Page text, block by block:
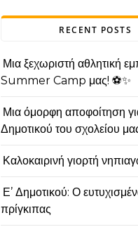
RECENT POSTS
Μια ξεχωριστή αθλητική
Summer Camp μας! ⚽✨
Μια όμορφη αποφοίτηση
Δημοτικού του σχολείου
Καλοκαιρινή γιορτή
Ε’ Δημοτικού: Ο
πρίγκιπας